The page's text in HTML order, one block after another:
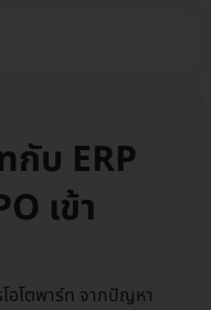
กับ ERP
เข้า
อโตพาร์ท จากปัญหา